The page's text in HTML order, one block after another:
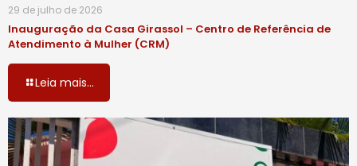
29 de julho de 2026
Inauguração da Casa Girassol – Centro de Referência de
Atendimento à Mulher (CRM)
Leia mais...